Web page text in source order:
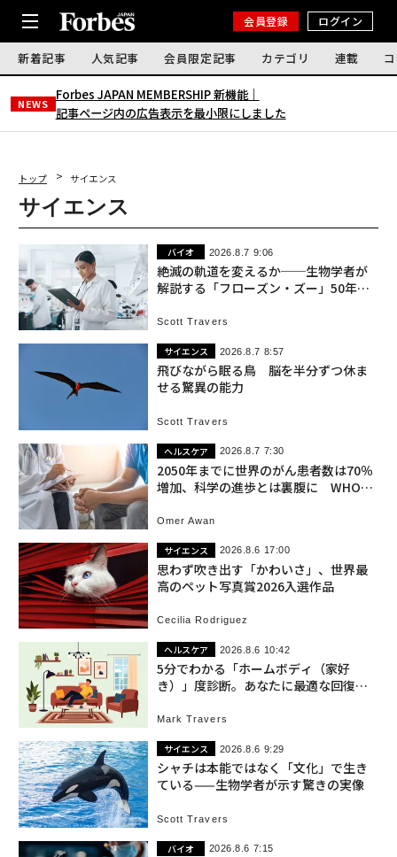
会員登録 ログイン
新着記事 人気記事 会員限定記事 カテゴリ 連載
NEWS
Forbes JAPAN MEMBERSHIP 新機能｜
記事ページ内の広告表示を最小限にしました
トップ サイエンス
サイエンス
バイオ 2026.8.7 9:06
絶滅の軌道を変えるか──生物学者が
解説する「フローズン・ズー」50年の
Scott Travers
サイエンス 2026.8.7 8:57
飛びながら眠る鳥 脳を半分ずつ休ま
せる驚異の能力
Scott Travers
ヘルスケア 2026.8.7 7:30
2050年までに世界のがん患者数は70％
増加、科学の進歩とは裏腹に WHOが
Omer Awan
サイエンス 2026.8.6 17:00
思わず吹き出す「かわいさ」、世界最
高のペット写真賞2026入選作品
Cecilia Rodriguez
ヘルスケア 2026.8.6 10:42
5分でわかる「ホームボディ（家好
き）」度診断。あなたに最適な回復状
Mark Travers
サイエンス 2026.8.6 9:29
シャチは本能ではなく「文化」で生き
ている——生物学者が示す驚きの実像
Scott Travers
バイオ 2026.8.6 7:15